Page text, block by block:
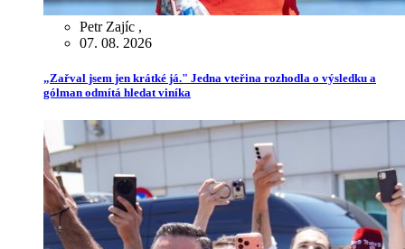
Petr Zajíc ,
07. 08. 2026
„Zařval jsem jen krátké já." Jedna vteřina rozhodla o výsledku a
gólman odmítá hledat viníka